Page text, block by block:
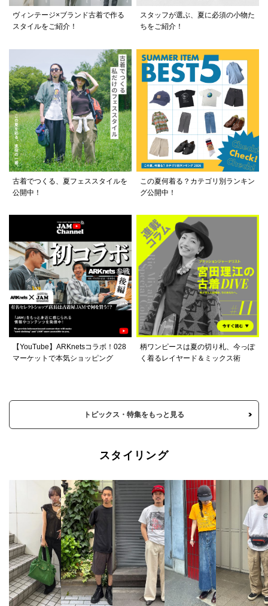
ヴィンテージ×ブランド古着で作る
スタイルをご紹介！
スタッフが選ぶ、夏に必須の小物た
ちをご紹介！
古着でつくる、夏フェススタイルを
公開中！
この夏何着る？カテゴリ別ランキン
グ公開中！
【YouTube】ARKnetsコラボ！028
マーケットで本気ショッピング
柄ワンピースは夏の切り札、今っぽ
く着るレイヤード＆ミックス術
トピックス・特集をもっと見る
スタイリング